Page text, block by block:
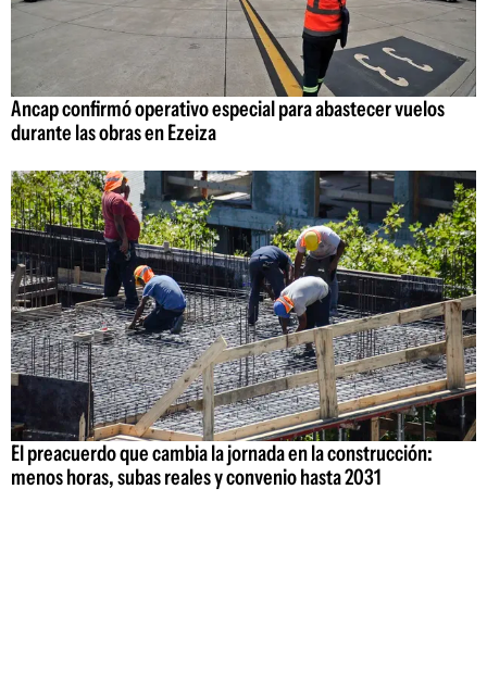
Ancap confirmó operativo especial para abastecer vuelos
durante las obras en Ezeiza
El preacuerdo que cambia la jornada en la construcción:
menos horas, subas reales y convenio hasta 2031